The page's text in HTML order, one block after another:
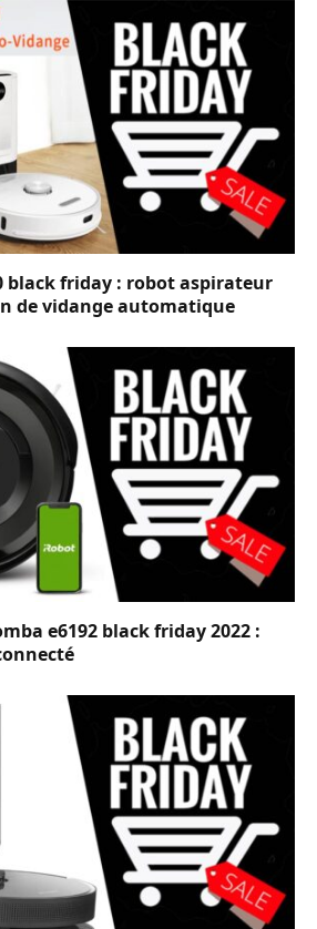
black friday : robot aspirateur
de vidange automatique
e6192 black friday 2022 :